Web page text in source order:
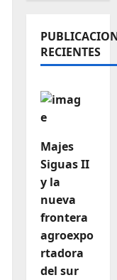
RECIENTES
Majes
Siguas II
y la
nueva
frontera
agroexpo
rtadora
del sur